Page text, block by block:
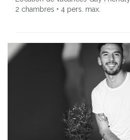
2 chambres • 4 pers. max.